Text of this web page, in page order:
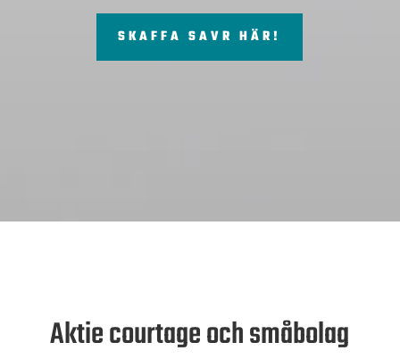
SKAFFA SAVR HÄR!
Aktie courtage och småbolag